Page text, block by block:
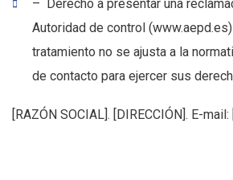
– Derecho a presentar una
Autoridad de control
tratamiento no se ajusta a la
de contacto para ejercer sus
[RAZÓN SOCIAL]. [DIRECCIÓN]. E-